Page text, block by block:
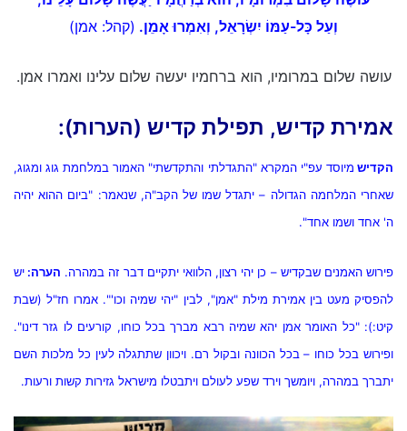
וְעַל כָּל-עַמּוֹ יִשְׂרָאֵל, וְאִמְרוּ אָמֵן. (קהל: אמן)
עושה שלום במרומיו, הוא ברחמיו יעשה שלום עלינו ואמרו אמן.
אמירת קדיש, תפילת קדיש (הערות):
הקדיש מיוסד עפ"י המקרא "התגדלתי והתקדשתי" האמור במלחמת גוג ומגוג,
שאחרי המלחמה הגדולה – יתגדל שמו של הקב"ה, שנאמר: "ביום ההוא יהיה
ה' אחד ושמו אחד".
פירוש האמנים שבקדיש – כן יהי רצון, הלוואי יתקיים דבר זה במהרה. הערה: יש
להפסיק מעט בין אמירת מילת "אמן", לבין "יהי שמיה וכו'". אמרו חז"ל (שבת
קיט:): "כל האומר אמן יהא שמיה רבא מברך בכל כוחו, קורעים לו גזר דינו".
ופירוש בכל כוחו – בכל הכוונה ובקול רם. ויכוון שתתגלה לעין כל מלכות השם
יתברך במהרה, ויומשך וירד שפע לעולם ויתבטלו מישראל גזירות קשות ורעות.